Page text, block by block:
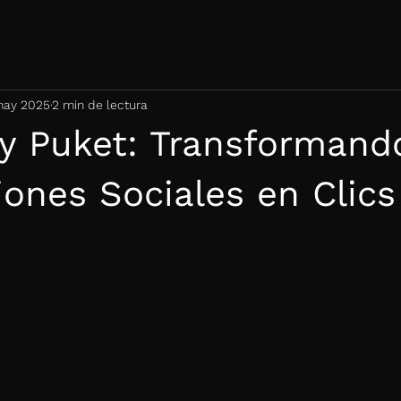
Puket:
Sociales en
20252 min de lectura